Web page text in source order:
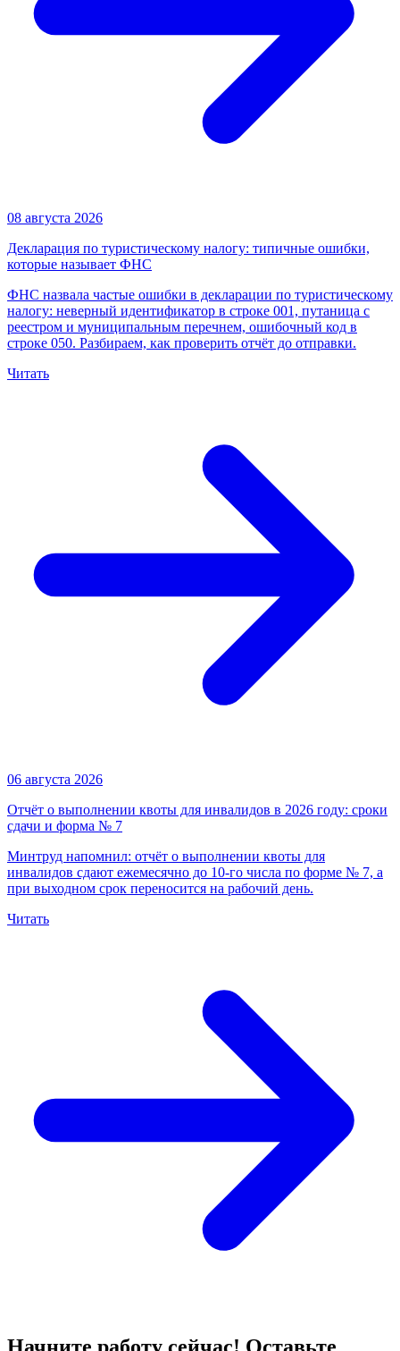
08 августа 2026
Декларация по туристическому налогу: типичные ошибки,
которые называет ФНС
ФНС назвала частые ошибки в декларации по туристическому
налогу: неверный идентификатор в строке 001, путаница с
реестром и муниципальным перечнем, ошибочный код в
строке 050. Разбираем, как проверить отчёт до отправки.
Читать
06 августа 2026
Отчёт о выполнении квоты для инвалидов в 2026 году: сроки
сдачи и форма № 7
Минтруд напомнил: отчёт о выполнении квоты для
инвалидов сдают ежемесячно до 10-го числа по форме № 7, а
при выходном срок переносится на рабочий день.
Читать